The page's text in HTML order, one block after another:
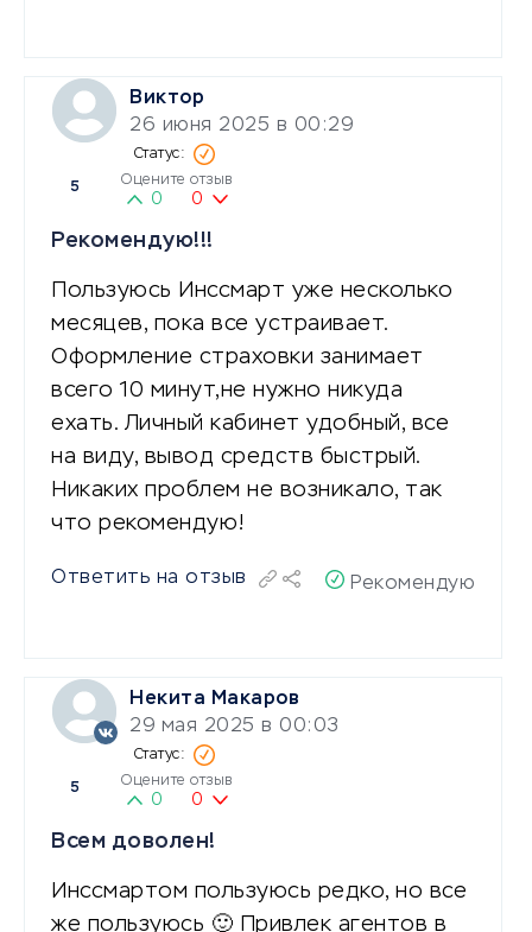
Виктор
26 июня 2025 в 00:29
5 Оцените отзыв
0 0
Рекомендую!!!
Пользуюсь Инссмарт уже несколько
месяцев, пока все устраивает.
Оформление страховки занимает
всего 10 минут,не нужно никуда
ехать. Личный кабинет удобный, все
на виду, вывод средств быстрый.
Никаких проблем не возникало, так
что рекомендую!
Ответить на отзыв Рекомендую
Некита Макаров
29 мая 2025 в 00:03
5 Оцените отзыв
0 0
Всем доволен!
Инссмартом пользуюсь редко, но все
же пользуюсь 🙂 Привлек агентов в